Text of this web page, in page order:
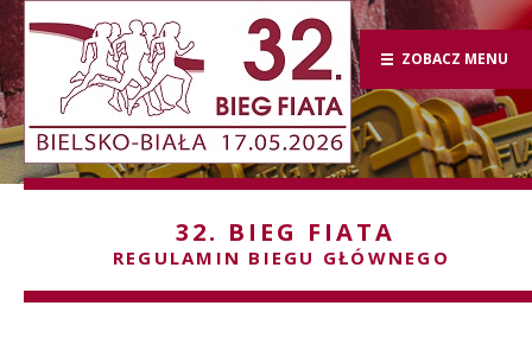
ZOBACZ MENU
32. BIEG FIATA
REGULAMIN BIEGU GŁÓWNEGO